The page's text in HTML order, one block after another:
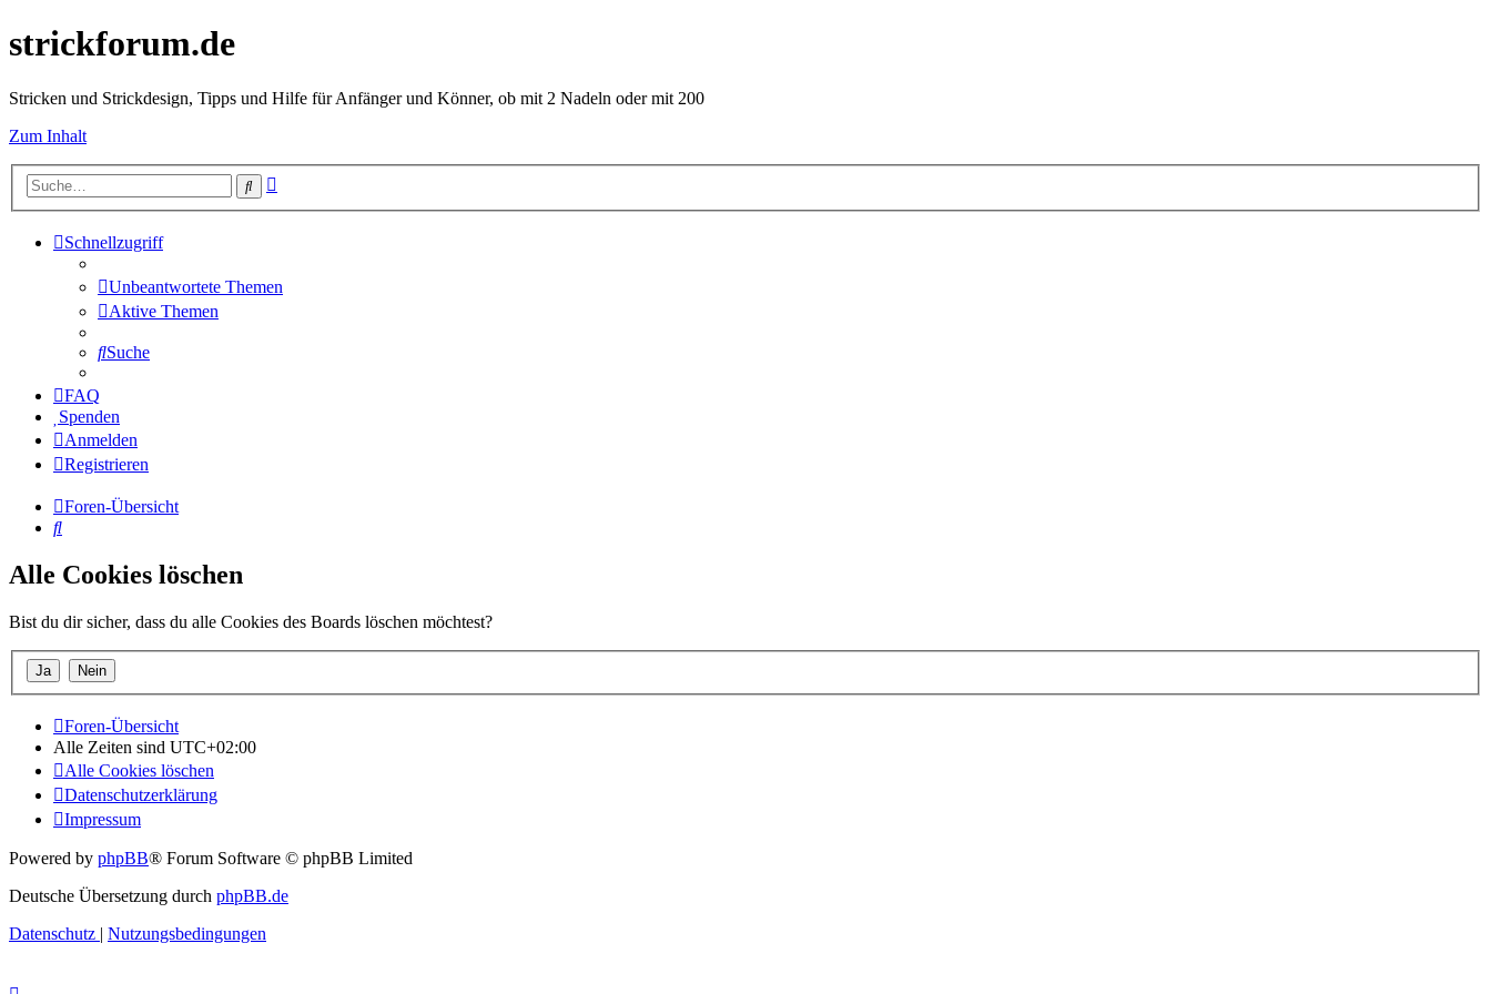
strickforum.de
Stricken und Strickdesign, Tipps und Hilfe für Anfänger und Könner, ob mit 2 Nadeln oder mit 200
Zum Inhalt
Suche
Schnellzugriff
Unbeantwortete Themen
Aktive Themen
Suche
FAQ
Spenden
Anmelden
Registrieren
Foren-Übersicht
Suche
Alle Cookies löschen
Bist du dir sicher, dass du alle Cookies des Boards löschen möchtest?
Foren-Übersicht
Alle Zeiten sind UTC+02:00
Alle Cookies löschen
Datenschutzerklärung
Impressum
Powered by phpBB® Forum Software © phpBB Limited
Deutsche Übersetzung durch phpBB.de
Datenschutz | Nutzungsbedingungen